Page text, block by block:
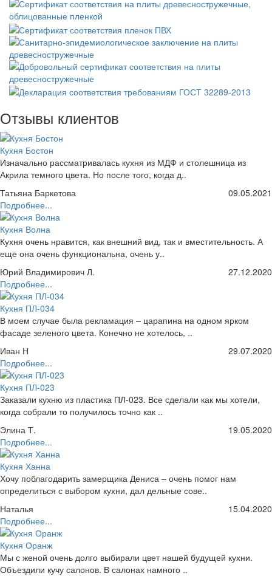
Отзывы клиентов
Кухня Бостон
Изначально рассматривалась кухня из МДФ и столешница из
Акрила темного цвета. Но после того, когда д..
Татьяна Баркетова
09.05.2021
Подробнее...
Кухня Волна
Кухня очень нравится, как внешний вид, так и вместительность. А
еще она очень функциональна, очень у..
Юрий Владимирович Л.
27.12.2020
Подробнее...
Кухня ПЛ-034
В моем случае была рекламация – царапина на одном ярком
фасаде зеленого цвета. Конечно не хотелось, ..
Иван Н
29.07.2020
Подробнее...
Кухня ПЛ-023
Заказали кухню из пластика ПЛ-023. Все сделали как мы хотели,
когда собрали то получилось точно как ..
Элина Т.
19.05.2020
Подробнее...
Кухня Ханна
Хочу поблагодарить замерщика Дениса – очень помог нам
определиться с выбором кухни, дал дельные сове..
Наталья
15.04.2020
Подробнее...
Кухня Оранж
Мы с женой очень долго выбирали цвет нашей будущей кухни.
Объездили кучу салонов. В салонах намного ..